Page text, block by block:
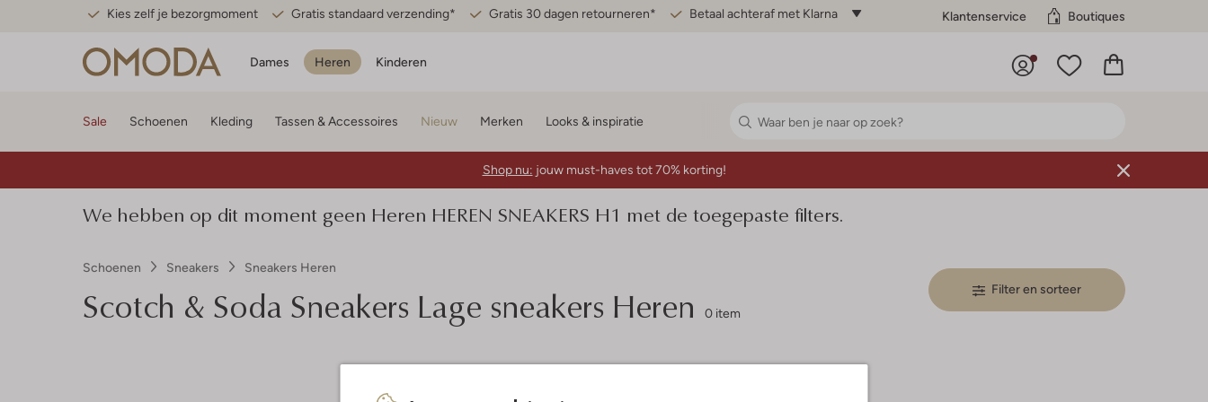
Kies zelf je bezorgmoment Gratis standaard verzending* Gratis 30 dagen retourneren* Betaal achteraf met Klarna Klantenservice Boutiques
Dames Heren Kinderen
Sale Schoenen Kleding Tassen & Accessoires Nieuw Merken Looks & inspiratie
Shop nu: jouw must-haves tot 70% korting!
We hebben op dit moment geen Heren HEREN SNEAKERS H1 met de toegepaste filters.
Schoenen Sneakers Sneakers Heren
Scotch & Soda Sneakers Lage sneakers Heren 0 item
Filter en sorteer